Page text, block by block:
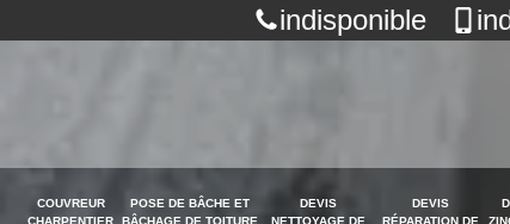
indisponible
COUVREUR
CHARPENTIER
POSE DE BÂCHE ET
BÂCHAGE DE TOITURE
DEVIS
NETTOYAGE DE
DEVIS
RÉPARATION DE